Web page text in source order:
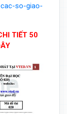
so-giao-
TIẾT 50